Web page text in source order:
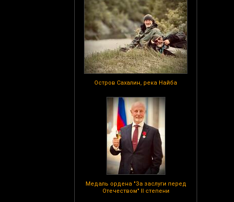
Остров Сахалин, река Найба
Медаль ордена "За заслуги перед
Отечеством" II степени